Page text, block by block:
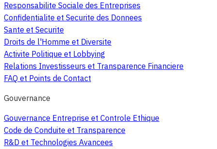
Responsabilite Sociale des Entreprises
Confidentialite et Securite des Donnees
Sante et Securite
Droits de l'Homme et Diversite
Activite Politique et Lobbying
Relations Investisseurs et Transparence Financiere
FAQ et Points de Contact
Gouvernance
Gouvernance Entreprise et Controle Ethique
Code de Conduite et Transparence
R&D et Technologies Avancees